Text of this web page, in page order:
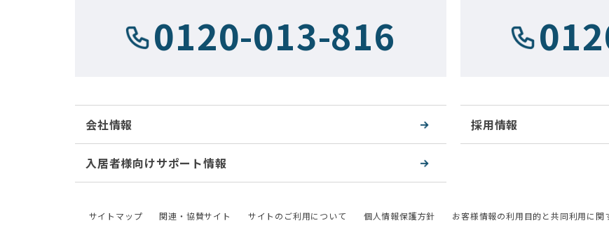
0120-013-816
会社情報 採用情報
入居者様向けサポート情報
サイトマップ 関連・協賛サイト サイトのご利用について 個人情報保護方針 お客様情報の利用目的と共同利用に関